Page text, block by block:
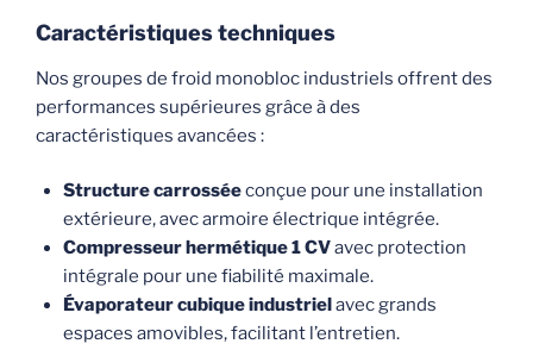
Caractéristiques techniques
Nos groupes de froid monobloc industriels offrent des
performances supérieures grâce à des
caractéristiques avancées :
Structure carrosséeconçue pour une installation
extérieure, avec armoire électrique intégrée.
Compresseur hermétique 1 CVavec protection
intégrale pour une fiabilité maximale.
Évaporateur cubique industrielavec grands
espaces amovibles, facilitant l’entretien.